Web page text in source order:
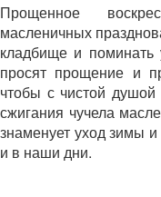
Прощенное
масленичных
кладбище и поминать
просят прощение и
чтобы с чистой душой
сжигания чучела
знаменует уход зимы
и в наши дни.